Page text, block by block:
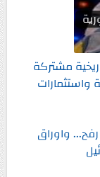
مشتركة
واستثمارات
واوراق